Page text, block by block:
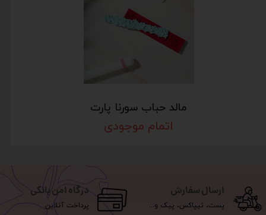
مالد حباب سورنا پارت
اتمام موجودی
ارسال سفارش
پست، تیپاکس، پیک و...
درگاه امن بانکی
پرداخت آنلاین